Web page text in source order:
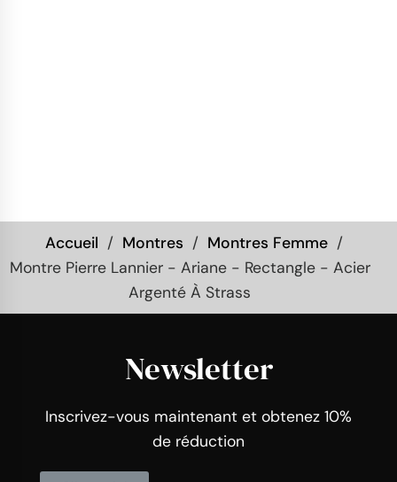
Accueil Montres
Montres Femme
Montre Pierre Lannier - Ariane - Rectangle - Acier
Argenté À Strass
Newsletter
Inscrivez-vous maintenant et obtenez 10%
de réduction